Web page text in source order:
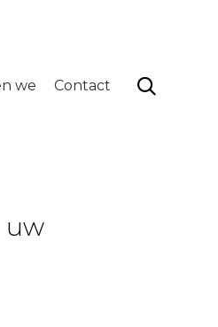
content
we Contact 
uw